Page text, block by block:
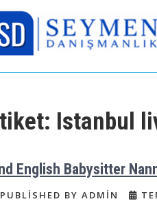
Yardımcı Dadı
Bakıcı, Eve Yardımcı, Çocuk
Istanbul
English Babysitter
PUBLISHED BY ADMIN